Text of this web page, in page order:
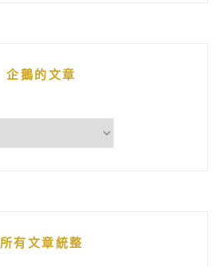
企鵝的文章
所有文章統整